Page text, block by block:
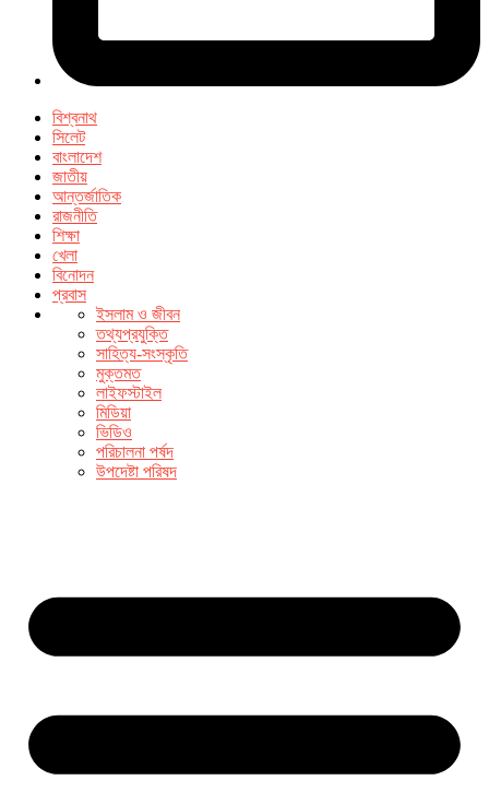
বিশ্বনাথ
সিলেট
বাংলাদেশ
জাতীয়
আন্তর্জাতিক
রাজনীতি
শিক্ষা
খেলা
বিনোদন
প্রবাস
ইসলাম ও জীবন
তথ্যপ্রযুক্তি
সাহিত্য-সংস্কৃতি
মুক্তমত
লাইফস্টাইল
মিডিয়া
ভিডিও
পরিচালনা পর্ষদ
উপদেষ্টা পরিষদ